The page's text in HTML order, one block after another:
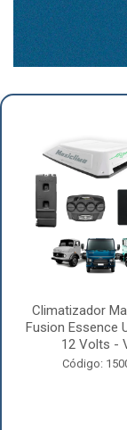
Climatizador
Fusion Essence
12 Volts -
Código: